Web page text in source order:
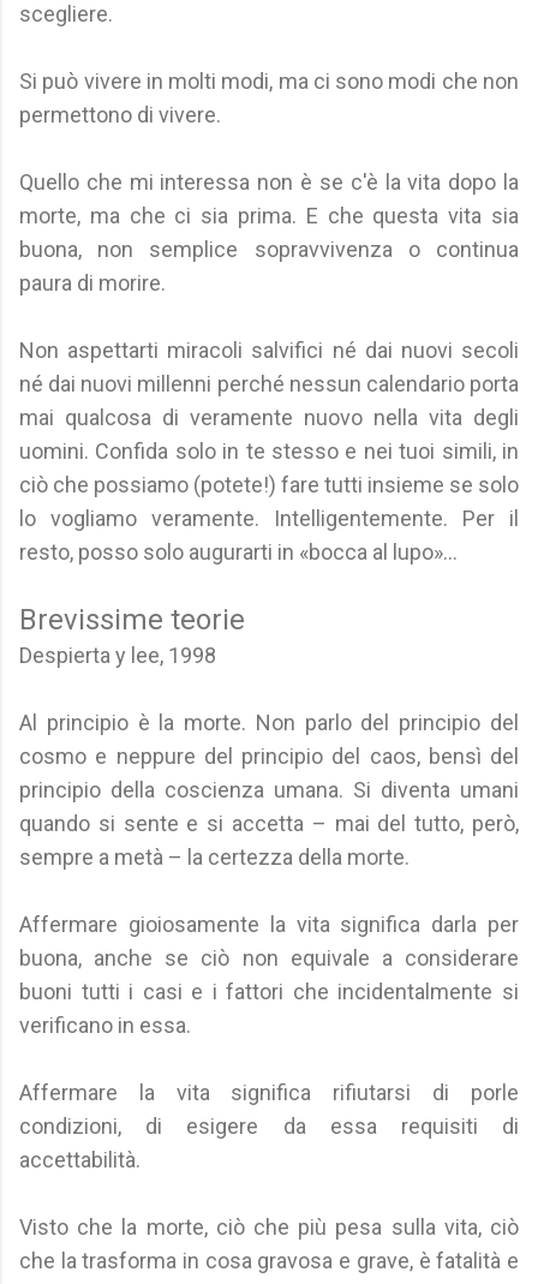
scegliere.
Si può vivere in molti modi, ma ci sono modi che non
permettono di vivere.
Quello che mi interessa non è se c'è la vita dopo la
morte, ma che ci sia prima. E che questa vita sia
buona, non semplice sopravvivenza o continua
paura di morire.
Non aspettarti miracoli salvifici né dai nuovi secoli
né dai nuovi millenni perché nessun calendario porta
mai qualcosa di veramente nuovo nella vita degli
uomini. Confida solo in te stesso e nei tuoi simili, in
ciò che possiamo (potete!) fare tutti insieme se solo
lo vogliamo veramente. Intelligentemente. Per il
resto, posso solo augurarti in «bocca al lupo»…
Brevissime teorie
Despierta y lee, 1998
Al principio è la morte. Non parlo del principio del
cosmo e neppure del principio del caos, bensì del
principio della coscienza umana. Si diventa umani
quando si sente e si accetta – mai del tutto, però,
sempre a metà – la certezza della morte.
Affermare gioiosamente la vita significa darla per
buona, anche se ciò non equivale a considerare
buoni tutti i casi e i fattori che incidentalmente si
verificano in essa.
Affermare la vita significa rifiutarsi di porle
condizioni, di esigere da essa requisiti di
accettabilità.
Visto che la morte, ciò che più pesa sulla vita, ciò
che la trasforma in cosa gravosa e grave, è fatalità e